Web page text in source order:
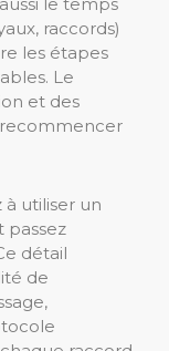
raccords)
les étapes
Le
et des
à utiliser un
passez
détail
de